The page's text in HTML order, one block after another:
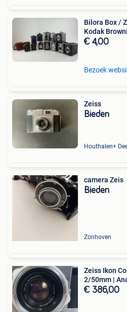
Bilora Box /
Kodak
€ 4,00
Bezoek
Zeiss
Bieden
camera Zeis
Bieden
Zonhoven
Zeiss Ikon
2/50mm |
€ 386,00